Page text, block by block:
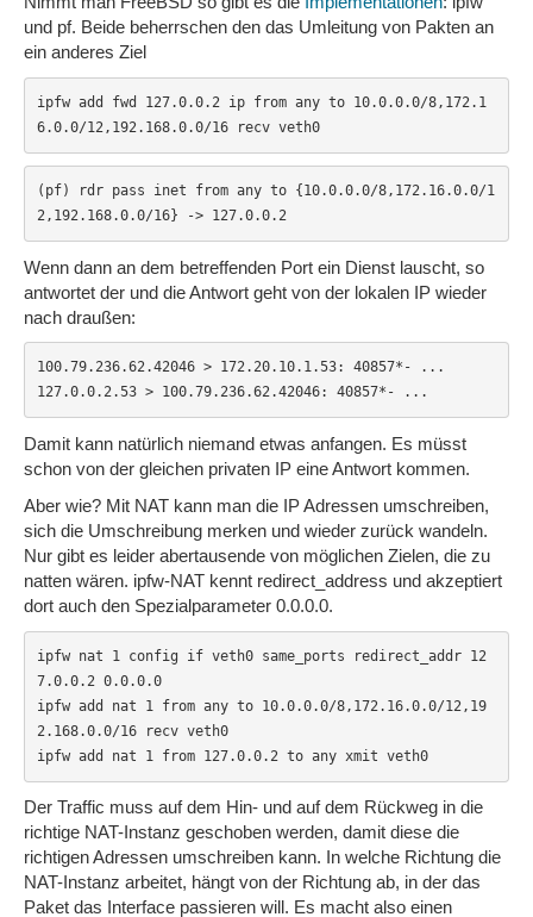
und pf. Beide beherrschen den das Umleitung von Pakten an
ein anderes Ziel
ipfw add fwd 127.0.0.2 ip from any to 10.0.0.0/8,172.1
6.0.0/12,192.168.0.0/16 recv veth0
(pf) rdr pass inet from any to {10.0.0.0/8,172.16.0.0/1
2,192.168.0.0/16} -> 127.0.0.2
Wenn dann an dem betreffenden Port ein Dienst lauscht, so
antwortet der und die Antwort geht von der lokalen IP wieder
nach draußen:
100.79.236.62.42046 > 172.20.10.1.53: 40857*- ...
127.0.0.2.53 > 100.79.236.62.42046: 40857*- ...
Damit kann natürlich niemand etwas anfangen. Es müsst
schon von der gleichen privaten IP eine Antwort kommen.
Aber wie? Mit NAT kann man die IP Adressen umschreiben,
sich die Umschreibung merken und wieder zurück wandeln.
Nur gibt es leider abertausende von möglichen Zielen, die zu
natten wären. ipfw-NAT kennt redirect_address und akzeptiert
dort auch den Spezialparameter 0.0.0.0.
ipfw nat 1 config if veth0 same_ports redirect_addr 12
7.0.0.2 0.0.0.0
ipfw add nat 1 from any to 10.0.0.0/8,172.16.0.0/12,19
2.168.0.0/16 recv veth0
ipfw add nat 1 from 127.0.0.2 to any xmit veth0
Der Traffic muss auf dem Hin- und auf dem Rückweg in die
richtige NAT-Instanz geschoben werden, damit diese die
richtigen Adressen umschreiben kann. In welche Richtung die
NAT-Instanz arbeitet, hängt von der Richtung ab, in der das
Paket das Interface passieren will. Es macht also einen